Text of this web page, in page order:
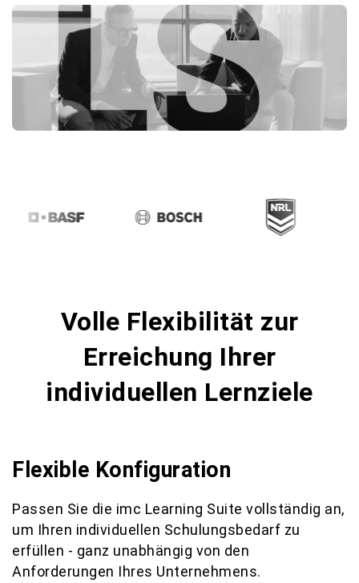
Volle Flexibilität zur
Erreichung Ihrer
individuellen Lernziele
Flexible Konfiguration
Passen Sie die imc Learning Suite vollständig an,
um Ihren individuellen Schulungsbedarf zu
erfüllen - ganz unabhängig von den
Anforderungen Ihres Unternehmens.